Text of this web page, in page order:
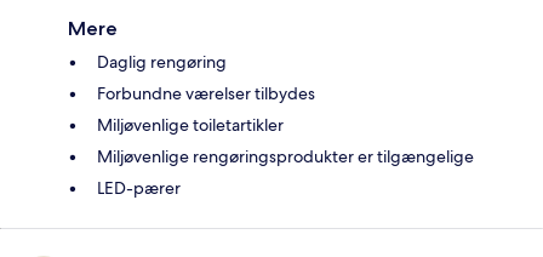
Mere
Daglig rengøring
Forbundne værelser tilbydes
Miljøvenlige toiletartikler
Miljøvenlige rengøringsprodukter er tilgængelige
LED-pærer